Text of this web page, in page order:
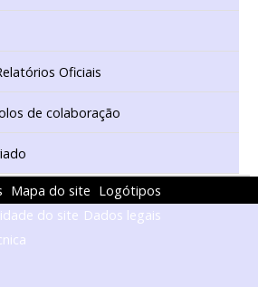
Oficiais
de colaboração
Mapa do site Logótipos
do site Dados legais